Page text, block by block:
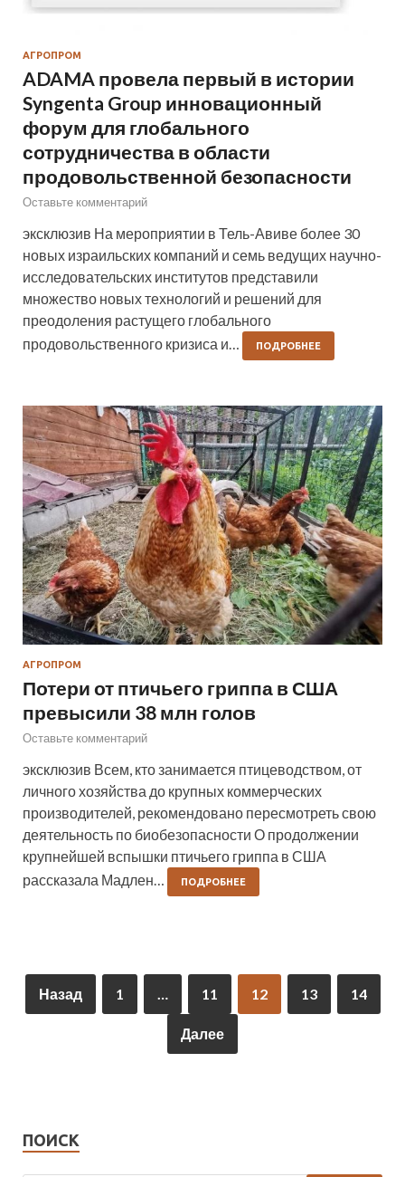
АГРОПРОМ
ADAMA провела первый в истории
Syngenta Group инновационный
форум для глобального
сотрудничества в области
продовольственной безопасности
Оставьте комментарий
эксклюзив На мероприятии в Тель-Авиве более 30
новых израильских компаний и семь ведущих научно-
исследовательских институтов представили
множество новых технологий и решений для
преодоления растущего глобального
продовольственного кризиса и…
ПОДРОБНЕЕ
АГРОПРОМ
Потери от птичьего гриппа в США
превысили 38 млн голов
Оставьте комментарий
эксклюзив Всем, кто занимается птицеводством, от
личного хозяйства до крупных коммерческих
производителей, рекомендовано пересмотреть свою
деятельность по биобезопасности О продолжении
крупнейшей вспышки птичьего гриппа в США
рассказала Мадлен…
ПОДРОБНЕЕ
Назад 1 11 12 13 14
Далее
ПОИСК